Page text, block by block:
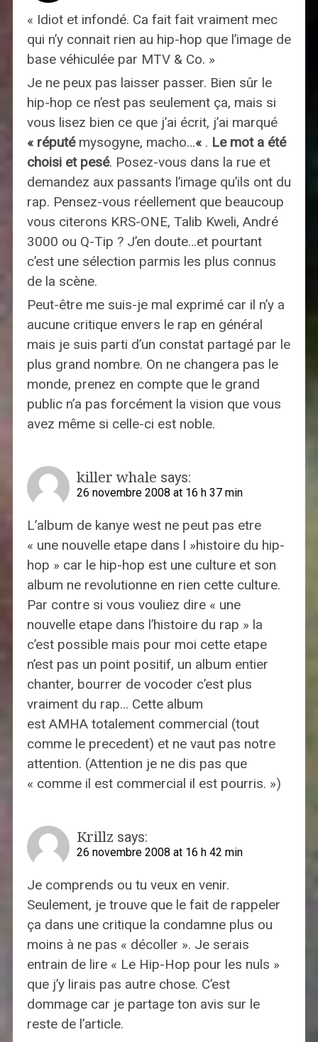
« Idiot et infondé. Ca fait fait vraiment mec
qui n’y connait rien au hip-hop que l’image de
base véhiculée par MTV & Co. »
Je ne peux pas laisser passer. Bien sûr le
hip-hop ce n’est pas seulement ça, mais si
vous lisez bien ce que j’ai écrit, j’ai marqué
« réputé mysogyne, macho…« . Le mot a été
choisi et pesé. Posez-vous dans la rue et
demandez aux passants l’image qu’ils ont du
rap. Pensez-vous réellement que beaucoup
vous citerons KRS-ONE, Talib Kweli, André
3000 ou Q-Tip ? J’en doute…et pourtant
c’est une sélection parmis les plus connus
de la scène.
Peut-être me suis-je mal exprimé car il n’y a
aucune critique envers le rap en général
mais je suis parti d’un constat partagé par le
plus grand nombre. On ne changera pas le
monde, prenez en compte que le grand
public n’a pas forcément la vision que vous
avez même si celle-ci est noble.
killer whale says:
26 novembre 2008 at 16 h 37 min
L’album de kanye west ne peut pas etre
« une nouvelle etape dans l »histoire du hip-
hop » car le hip-hop est une culture et son
album ne revolutionne en rien cette culture.
Par contre si vous vouliez dire « une
nouvelle etape dans l’histoire du rap » la
c’est possible mais pour moi cette etape
n’est pas un point positif, un album entier
chanter, bourrer de vocoder c’est plus
vraiment du rap… Cette album
est AMHA totalement commercial (tout
comme le precedent) et ne vaut pas notre
attention. (Attention je ne dis pas que
« comme il est commercial il est pourris. »)
Krillz says:
26 novembre 2008 at 16 h 42 min
Je comprends ou tu veux en venir.
Seulement, je trouve que le fait de rappeler
ça dans une critique la condamne plus ou
moins à ne pas « décoller ». Je serais
entrain de lire « Le Hip-Hop pour les nuls »
que j’y lirais pas autre chose. C’est
dommage car je partage ton avis sur le
reste de l’article.